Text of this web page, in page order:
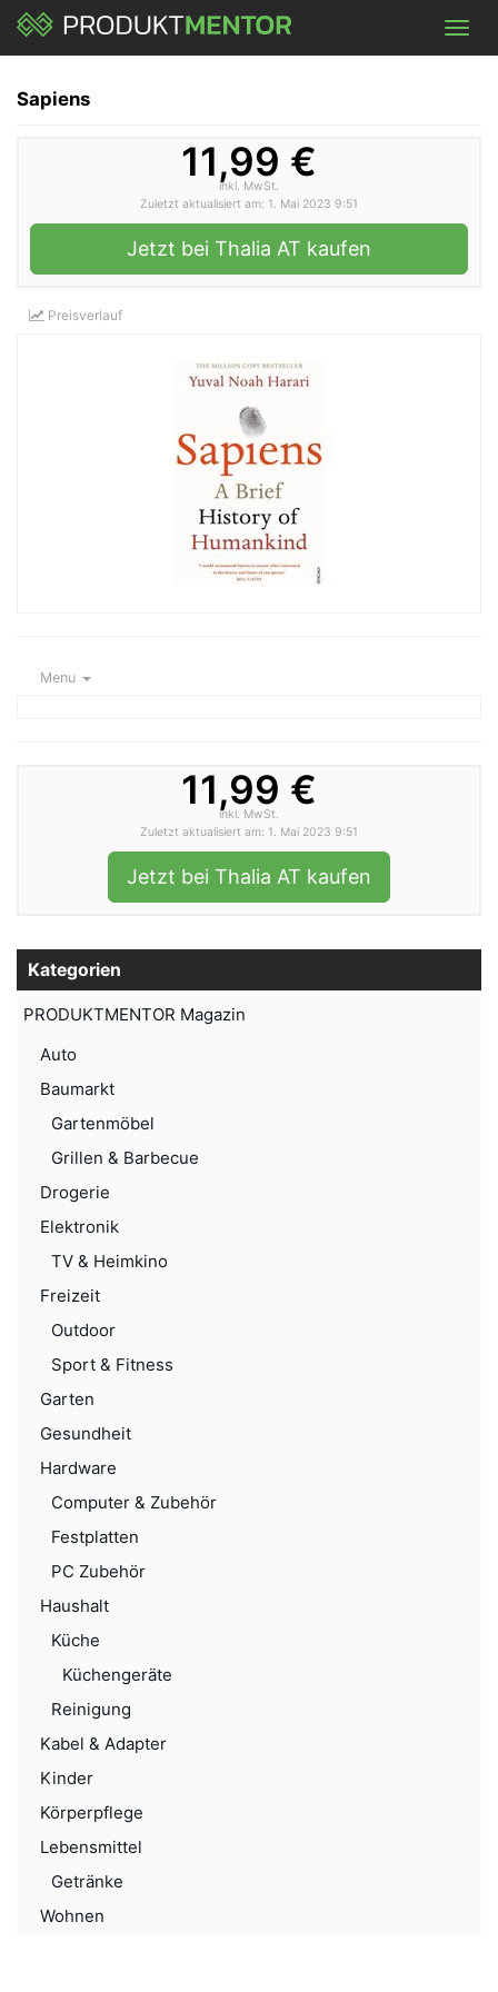
Skip
main
Sapiens
11,99 €
inkl. MwSt.
Zuletzt aktualisiert am: 1. Mai 2023 9:51
Jetzt bei Thalia AT kaufen
Preisverlauf
Menu
11,99 €
inkl. MwSt.
Zuletzt aktualisiert am: 1. Mai 2023 9:51
Jetzt bei Thalia AT kaufen
Kategorien
PRODUKTMENTOR Magazin
Auto
Baumarkt
Gartenmöbel
Grillen & Barbecue
Drogerie
Elektronik
TV & Heimkino
Freizeit
Outdoor
Sport & Fitness
Garten
Gesundheit
Hardware
Computer & Zubehör
Festplatten
PC Zubehör
Haushalt
Küche
Küchengeräte
Reinigung
Kabel & Adapter
Kinder
Körperpflege
Lebensmittel
Getränke
Wohnen